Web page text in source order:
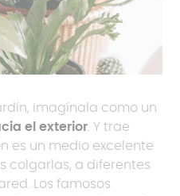
imagínala como un
el exterior. Y trae
es un medio excelente
colgarlas, a diferentes
Los famosos